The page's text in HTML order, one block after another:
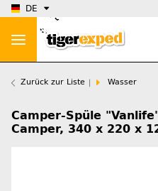
DE
Zurück zur Liste Wasser
Camper-Spüle
Camper, 340 x 220 x